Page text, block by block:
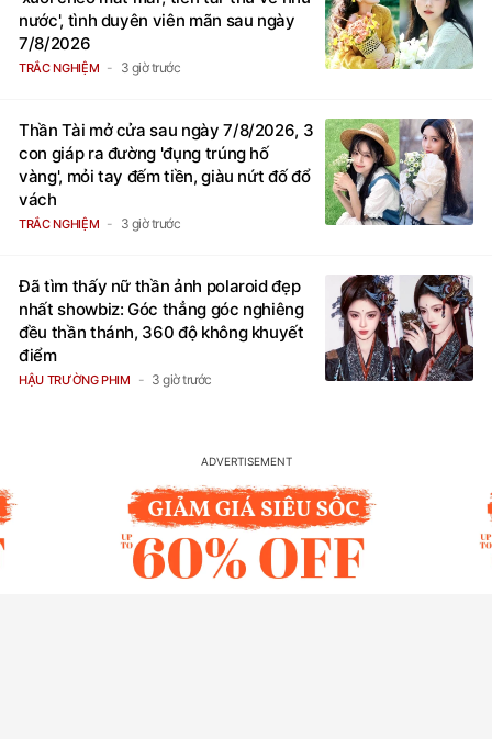
nước', tình duyên viên mãn sau ngày
7/8/2026
TRẮC NGHIỆM 3 giờ trước
Thần Tài mở cửa sau ngày 7/8/2026, 3
con giáp ra đường 'đụng trúng hố
vàng', mỏi tay đếm tiền, giàu nứt đố đổ
vách
TRẮC NGHIỆM 3 giờ trước
Đã tìm thấy nữ thần ảnh polaroid đẹp
nhất showbiz: Góc thẳng góc nghiêng
đều thần thánh, 360 độ không khuyết
điểm
HẬU TRƯỜNG PHIM 3 giờ trước